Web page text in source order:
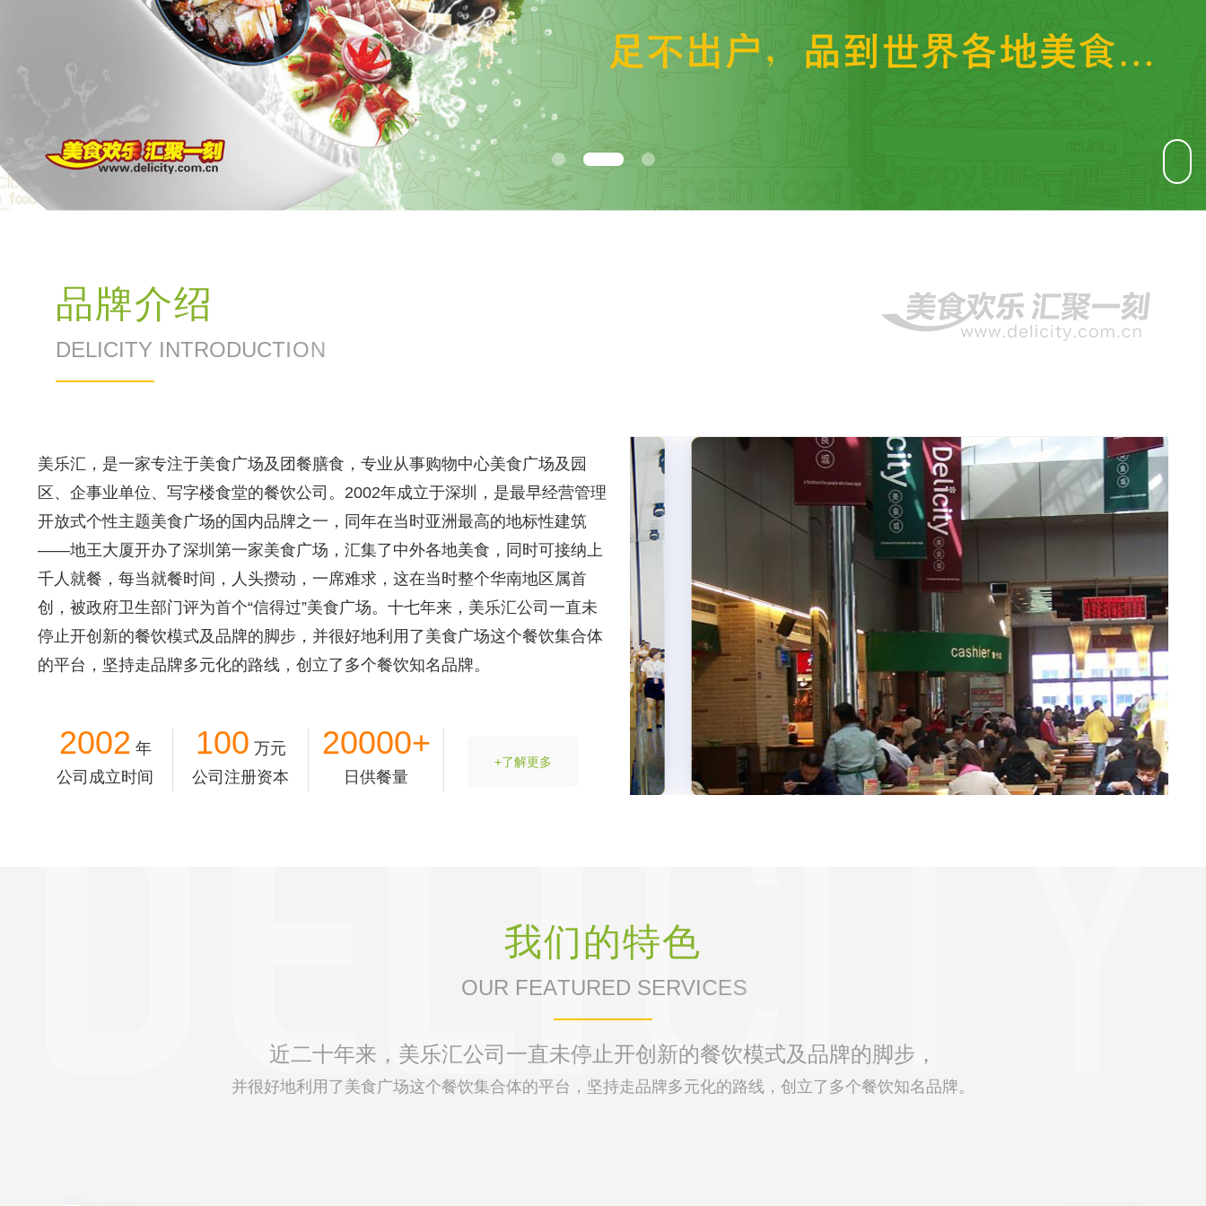
品牌介绍
DELICITY INTRODUCTION
美乐汇，是一家专注于美食广场及团餐膳食，专业从事购物中心美食广场及园
区、企事业单位、写字楼食堂的餐饮公司。2002年成立于深圳，是最早经营管理
开放式个性主题美食广场的国内品牌之一，同年在当时亚洲最高的地标性建筑
——地王大厦开办了深圳第一家美食广场，汇集了中外各地美食，同时可接纳上
千人就餐，每当就餐时间，人头攒动，一席难求，这在当时整个华南地区属首
创，被政府卫生部门评为首个“信得过”美食广场。十七年来，美乐汇公司一直未
停止开创新的餐饮模式及品牌的脚步，并很好地利用了美食广场这个餐饮集合体
的平台，坚持走品牌多元化的路线，创立了多个餐饮知名品牌。
2002 年
公司成立时间
100 万元
公司注册资本
20000+
日供餐量
+了解更多
我们的特色
OUR FEATURED SERVICES
近二十年来，美乐汇公司一直未停止开创新的餐饮模式及品牌的脚步，
并很好地利用了美食广场这个餐饮集合体的平台，坚持走品牌多元化的路线，创立了多个餐饮知名品牌。